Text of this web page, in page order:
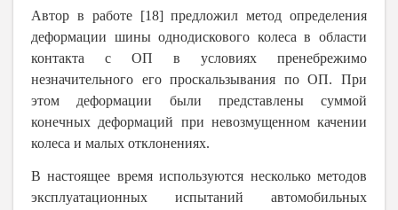
Автор в работе [18] предложил метод определения
деформации шины однодискового колеса в области
контакта с ОП в условиях пренебрежимо
незначительного его проскальзывания по ОП. При
этом деформации были представлены суммой
конечных деформаций при невозмущенном качении
колеса и малых отклонениях.
В настоящее время используются несколько методов
эксплуатационных испытаний автомобильных